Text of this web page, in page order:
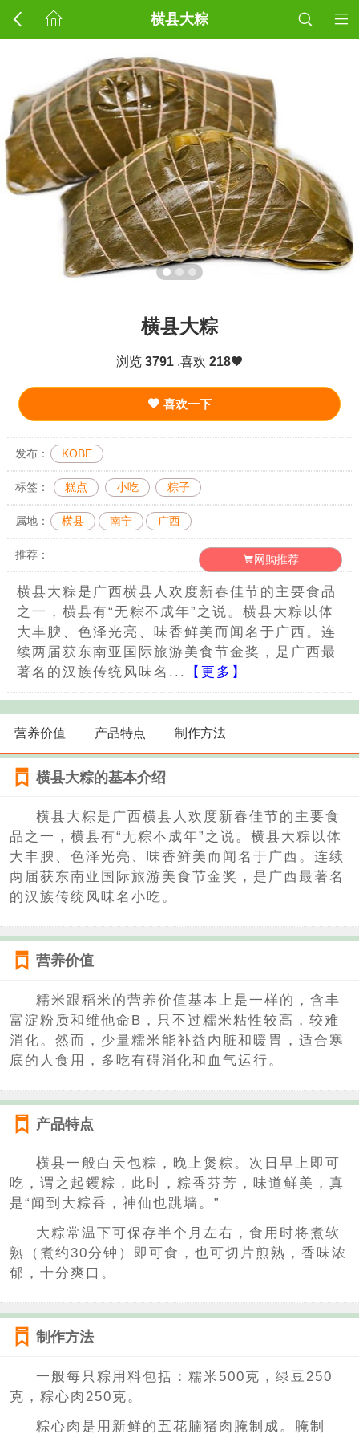
横县大粽
横县大粽
浏览 3791.喜欢 218
喜欢一下
发布： KOBE
标签： 糕点 小吃 粽子
属地： 横县 南宁 广西
推荐： 网购推荐
横县大粽是广西横县人欢度新春佳节的主要食品
之一，横县有“无粽不成年”之说。横县大粽以体
大丰腴、色泽光亮、味香鲜美而闻名于广西。连
续两届获东南亚国际旅游美食节金奖，是广西最
著名的汉族传统风味名...
【更多】
营养价值 产品特点 制作方法
横县大粽的基本介绍
横县大粽是广西横县人欢度新春佳节的主要食
品之一，横县有“无粽不成年”之说。横县大粽以体
大丰腴、色泽光亮、味香鲜美而闻名于广西。连续
两届获东南亚国际旅游美食节金奖，是广西最著名
的汉族传统风味名小吃。
营养价值
糯米跟稻米的营养价值基本上是一样的，含丰
富淀粉质和维他命B，只不过糯米粘性较高，较难
消化。然而，少量糯米能补益内脏和暖胃，适合寒
底的人食用，多吃有碍消化和血气运行。
产品特点
横县一般白天包粽，晚上煲粽。次日早上即可
吃，谓之起钁粽，此时，粽香芬芳，味道鲜美，真
是“闻到大粽香，神仙也跳墙。”
大粽常温下可保存半个月左右，食用时将煮软
熟（煮约30分钟）即可食，也可切片煎熟，香味浓
郁，十分爽口。
制作方法
一般每只粽用料包括：糯米500克，绿豆250
克，粽心肉250克。
粽心肉是用新鲜的五花腩猪肉腌制成。腌制